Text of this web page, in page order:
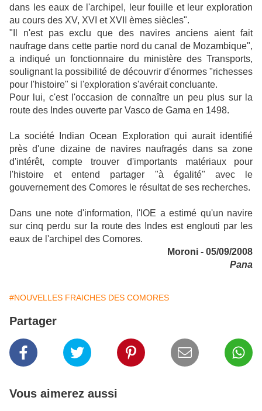
dans les eaux de l'archipel, leur fouille et leur exploration
au cours des XV, XVI et XVII èmes siècles".
"Il n'est pas exclu que des navires anciens aient fait
naufrage dans cette partie nord du canal de Mozambique",
a indiqué un fonctionnaire du ministère des Transports,
soulignant la possibilité de découvrir d'énormes "richesses
pour l'histoire" si l'exploration s'avérait concluante.
Pour lui, c'est l'occasion de connaître un peu plus sur la
route des Indes ouverte par Vasco de Gama en 1498.
La société Indian Ocean Exploration qui aurait identifié
près d'une dizaine de navires naufragés dans sa zone
d'intérêt, compte trouver d'importants matériaux pour
l'histoire et entend partager "à égalité" avec le
gouvernement des Comores le résultat de ses recherches.
Dans une note d'information, l'IOE a estimé qu'un navire
sur cinq perdu sur la route des Indes est englouti par les
eaux de l'archipel des Comores.
Moroni - 05/09/2008
Pana
#NOUVELLES FRAICHES DES COMORES
Partager
Vous aimerez aussi